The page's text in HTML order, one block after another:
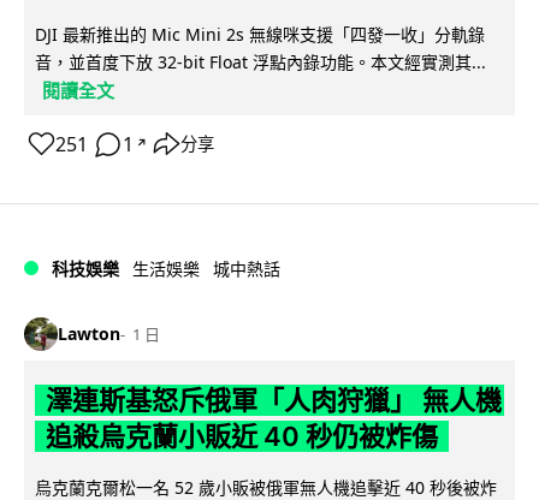
DJI 最新推出的 Mic Mini 2s 無線咪支援「四發一收」分軌錄
音，並首度下放 32-bit Float 浮點內錄功能。本文經實測其...
閱讀全文
251 1 ↗ 分享
科技娛樂 生活娛樂 城中熱話
Lawton 1 日
澤連斯基怒斥俄軍「人肉狩獵」 無人機
追殺烏克蘭小販近 40 秒仍被炸傷
烏克蘭克爾松一名 52 歲小販被俄軍無人機追擊近 40 秒後被炸